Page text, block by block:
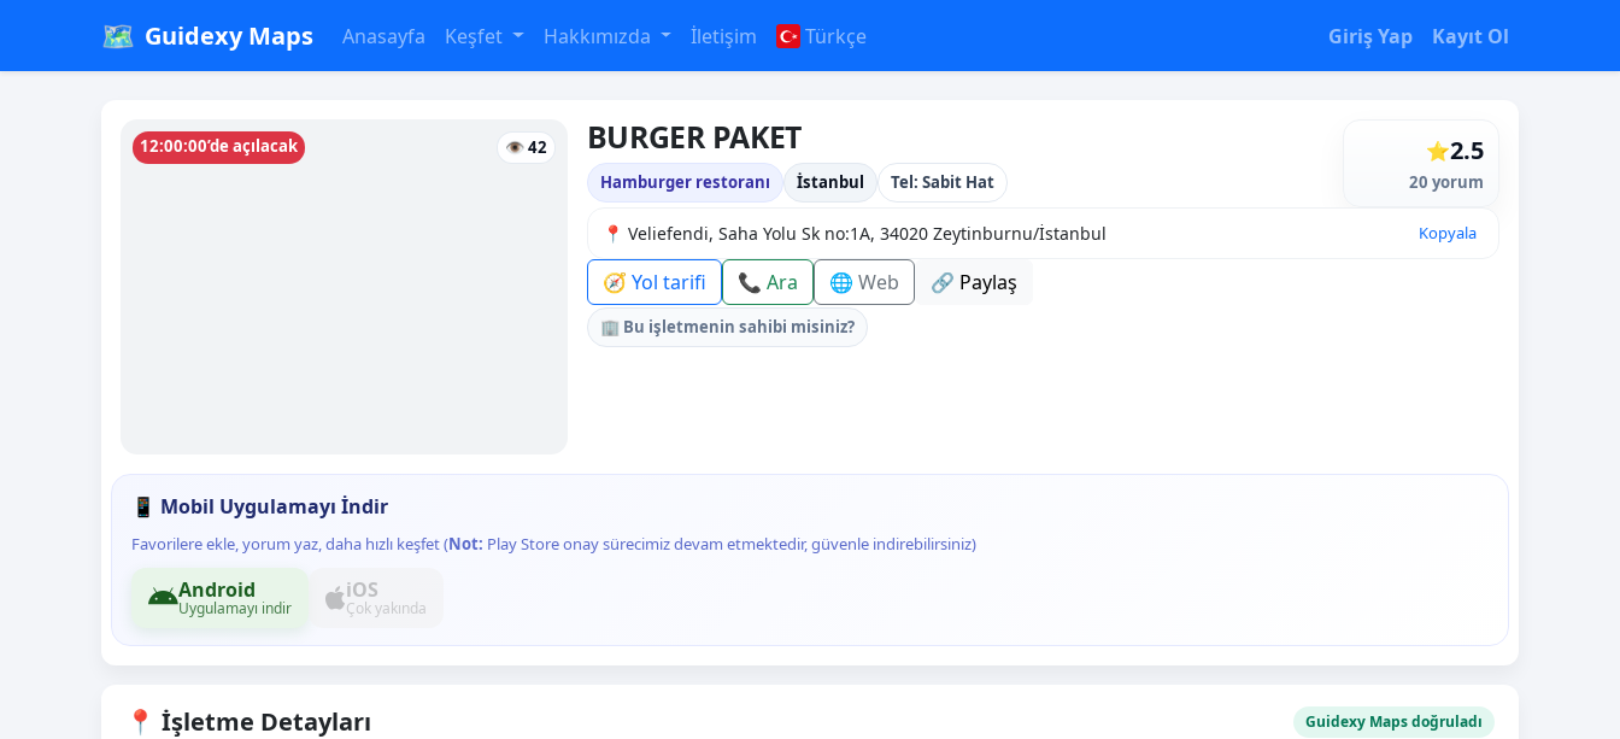
🗺️ Guidexy Maps Anasayfa Keşfet Hakkımızda İletişim Türkçe Giriş Yap Kayıt Ol
12:00:00’de açılacak 👁 42 BURGER PAKET
Hamburger restoranı İstanbul Tel: Sabit Hat
⭐2.5
20 yorum
📍 Veliefendi, Saha Yolu Sk no:1A, 34020 Zeytinburnu/İstanbul Kopyala
🧭 Yol tarifi 📞 Ara 🌐 Web 🔗 Paylaş
🏢 Bu işletmenin sahibi misiniz?
📱 Mobil Uygulamayı İndir
Favorilere ekle, yorum yaz, daha hızlı keşfet (Not: Play Store onay sürecimiz devam etmektedir, güvenle indirebilirsiniz)
Android
Uygulamayı indir
iOS
Çok yakında
📍 İşletme Detayları Guidexy Maps doğruladı